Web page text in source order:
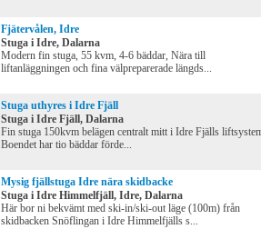
Fjätervålen, Idre
Stuga i Idre, Dalarna
Modern fin stuga, 55 kvm, 4-6 bäddar, Nära till
liftanläggningen och fina välpreparerade längds...
Stuga uthyres i Idre Fjäll
Stuga i Idre Fjäll, Dalarna
Fin stuga 150kvm belägen centralt mitt i Idre Fjälls
Boendet har tio bäddar förde...
Mysig fjällstuga Idre nära skidbacke
Stuga i Idre Himmelfjäll, Idre, Dalarna
Här bor ni bekvämt med ski-in/ski-out läge (100m) från
skidbacken Snöflingan i Idre Himmelfjälls s...